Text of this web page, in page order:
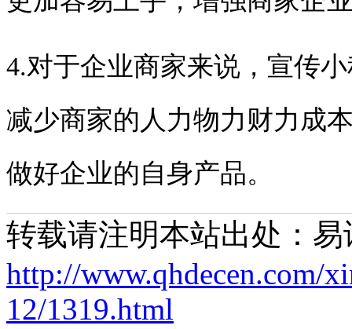
4.对于企业商家来说，宣传
减少商家的人力物力财力成
做好企业的自身产品。
转载请注明本站出处：易
http://www.qhdecen.com/
12/1319.html